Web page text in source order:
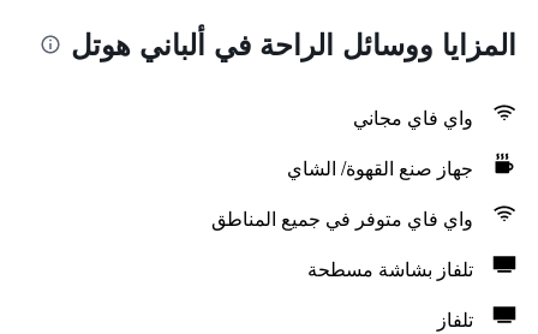
المزايا ووسائل الراحة في ألباني هوتل
واي فاي مجاني
جهاز صنع القهوة/ الشاي
واي فاي متوفر في جميع المناطق
تلفاز بشاشة مسطحة
تلفاز